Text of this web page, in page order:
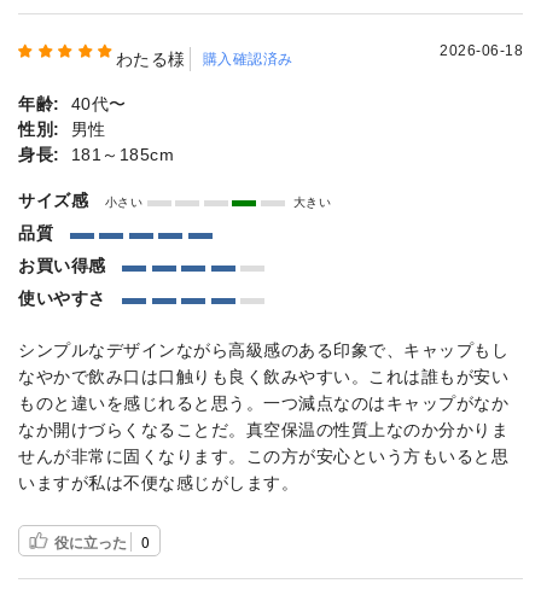
わたる様 購入確認済み 2026-06-18
年齢:
40代〜
性別:
男性
身長:
181～185cm
サイズ感 小さい 大きい
品質
お買い得感
使いやすさ
シンプルなデザインながら高級感のある印象で、キャップもし
なやかで飲み口は口触りも良く飲みやすい。これは誰もが安い
ものと違いを感じれると思う。一つ減点なのはキャップがなか
なか開けづらくなることだ。真空保温の性質上なのか分かりま
せんが非常に固くなります。この方が安心という方もいると思
いますが私は不便な感じがします。
役に立った 0